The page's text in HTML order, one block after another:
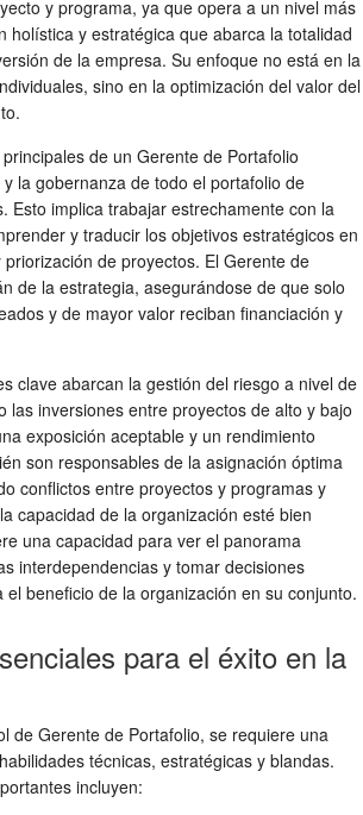
y programa, ya que opera a un nivel más
holística y estratégica que abarca la totalidad
de la empresa. Su enfoque no está en la
sino en la optimización del valor del
de un Gerente de Portafolio
la gobernanza de todo el portafolio de
Esto implica trabajar estrechamente con la
y traducir los objetivos estratégicos en
de proyectos. El Gerente de
de la estrategia, asegurándose de que solo
y de mayor valor reciban financiación y
clave abarcan la gestión del riesgo a nivel de
las inversiones entre proyectos de alto y bajo
exposición aceptable y un rendimiento
son responsables de la asignación óptima
conflictos entre proyectos y programas y
capacidad de la organización esté bien
una capacidad para ver el panorama
interdependencias y tomar decisiones
beneficio de la organización en su conjunto.
para el éxito en la
de Gerente de Portafolio, se requiere una
técnicas, estratégicas y blandas.
incluyen: